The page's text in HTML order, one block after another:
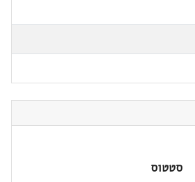
סטטוס